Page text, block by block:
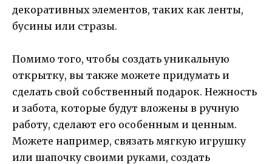
декоративных элементов, таких как ленты,
бусины или стразы.
Помимо того, чтобы создать уникальную
открытку, вы также можете придумать и
сделать свой собственный подарок. Нежность
и забота, которые будут вложены в ручную
работу, сделают его особенным и ценным.
Можете например, связать мягкую игрушку
или шапочку своими руками, создать